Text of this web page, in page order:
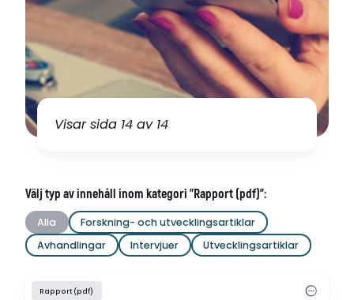
Visar sida 14 av 14
Välj typ av innehåll inom kategori "Rapport (pdf)":
Alla
Forskning- och utvecklingsartiklar
Avhandlingar
Intervjuer Utvecklingsartiklar
Rapport (pdf)